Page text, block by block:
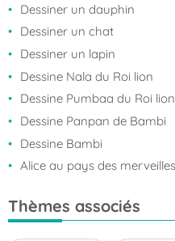
Dessiner un dauphin
Dessiner un chat
Dessiner un lapin
Dessine Nala du Roi lion
Dessine Pumbaa du Roi lion
Dessine Panpan de Bambi
Dessine Bambi
Alice au pays des
Thèmes associés